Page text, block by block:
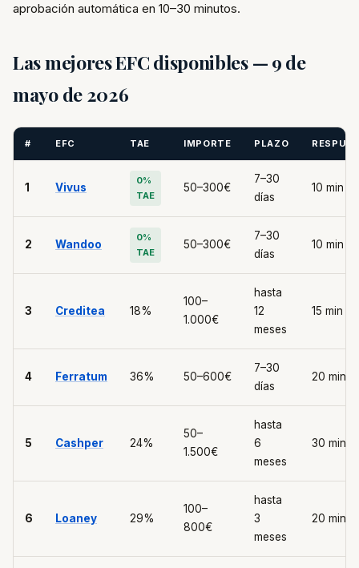
aprobación automática en 10–30 minutos.
Las mejores EFC disponibles — 9 de
mayo de 2026
# EFC TAE IMPORTE PLAZO
1 Vivus
0%
TAE
50–300€
7–30
días
10 min
2 Wandoo
0%
TAE
50–300€
7–30
días
10 min
3 Creditea 18%
100–
1.000€
hasta
12
meses
15 min
4 Ferratum 36% 50–600€
7–30
días
20 min
5 Cashper 24%
50–
1.500€
hasta
6
meses
30 min
6 Loaney 29%
100–
800€
hasta
3
meses
20 min